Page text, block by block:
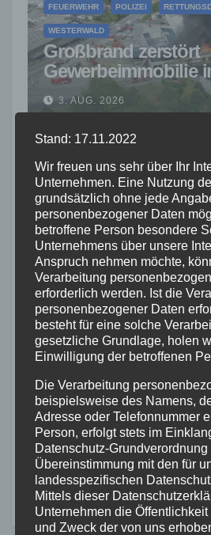
FEUERWEHR POLIZEI
WESTERWALD
Großbrand zerstört
Gewerbeimmobilie
– Millionenschaden
3. AUG. 2026
MAYEN-KOBLENZ POLIZEI
Rollerfahrer
Polizeikontrolle –
nach Verfolgung
3. AUG. 2026
FEUERWEHR NEUWIED
Zwei Jahre
Rund 50 Einsätze in
Asbach
2. AUG. 2026
Stand: 17.11.2022
Wir freuen uns sehr über Ihr
Unternehmen. Eine Nutzung
grundsätzlich ohne jede
personenbezogener Daten
betroffene Person besondere
Unternehmens über unsere
Anspruch nehmen möchte,
Verarbeitung
erforderlich werden. Ist die
personenbezogener Daten
besteht für eine solche
gesetzliche Grundlage, holen
Einwilligung der betroffenen
Die Verarbeitung
beispielsweise des Namens,
Adresse oder Telefonnummer
Person, erfolgt stets im
Datenschutz-Grundverordnung
Übereinstimmung mit den für
landesspezifischen
Mittels dieser
Unternehmen die Öffentlichkeit
und Zweck der von uns